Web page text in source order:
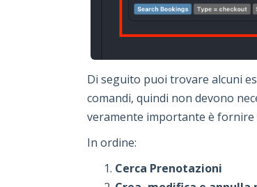
Di seguito puoi trovare alcuni
comandi, quindi non devono
veramente importante è fornire
In ordine:
Cerca Prenotazioni